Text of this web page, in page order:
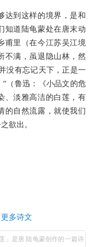
到这样的境界，是和
知道陆龟蒙处在唐末动
甫里（在今江苏吴江境
不满，虽退隐山林，然
没有忘记天下，正是一
（鲁迅：《小品文的危
、淡雅高洁的白莲，有
的自然流露，就使我们
欲出。
多诗文
」是唐 陆龟蒙创作的一篇诗